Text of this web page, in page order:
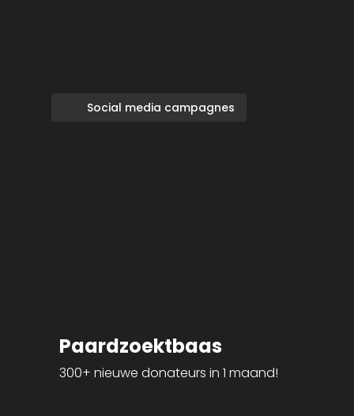
Social media campagnes
Paardzoektbaas
300+ nieuwe donateurs in 1 maand!